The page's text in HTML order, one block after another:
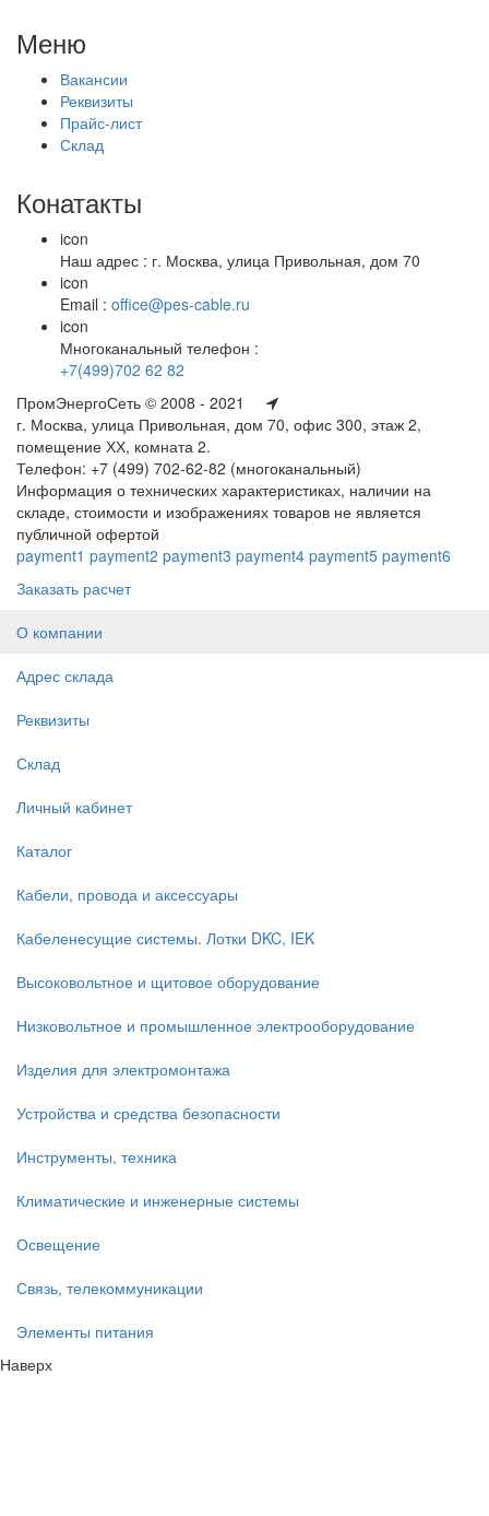
Меню
Вакансии
Реквизиты
Прайс-лист
Склад
Конатакты
icon
Наш адрес : г. Москва, улица Привольная, дом 70
icon
Email : office@pes-cable.ru
icon
Многоканальный телефон :
+7(499)702 62 82
ПромЭнергоСеть © 2008 - 2021
г. Москва, улица Привольная, дом 70, офис 300, этаж 2,
помещение ХХ, комната 2.
Телефон: +7 (499) 702-62-82 (многоканальный)
Информация о технических характеристиках, наличии на
складе, стоимости и изображениях товаров не является
публичной офертой
payment1 payment2 payment3 payment4 payment5 payment6
Заказать расчет
О компании
Адрес склада
Реквизиты
Склад
Личный кабинет
Каталог
Кабели, провода и аксессуары
Кабеленесущие системы. Лотки DKC, IEK
Высоковольтное и щитовое оборудование
Низковольтное и промышленное электрооборудование
Изделия для электромонтажа
Устройства и средства безопасности
Инструменты, техника
Климатические и инженерные системы
Освещение
Связь, телекоммуникации
Элементы питания
Наверх